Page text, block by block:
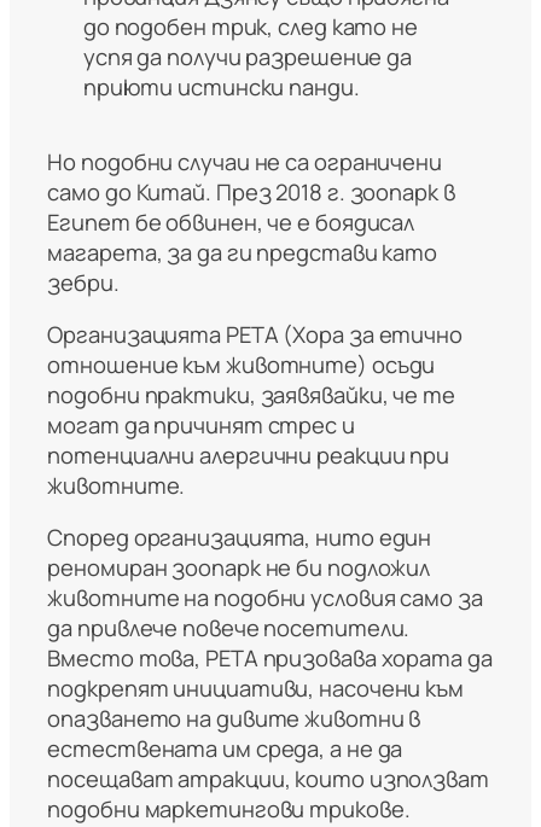
до подобен трик, след като не
успя да получи разрешение да
приюти истински панди.
Но подобни случаи не са ограничени
само до Китай. През 2018 г. зоопарк в
Египет бе обвинен, че е боядисал
магарета, за да ги представи като
зебри.
Организацията PETA (Хора за етично
отношение към животните) осъди
подобни практики, заявявайки, че те
могат да причинят стрес и
потенциални алергични реакции при
животните.
Според организацията, нито един
реномиран зоопарк не би подложил
животните на подобни условия само за
да привлече повече посетители.
Вместо това, PETA призовава хората да
подкрепят инициативи, насочени към
опазването на дивите животни в
естествената им среда, а не да
посещават атракции, които използват
подобни маркетингови трикове.